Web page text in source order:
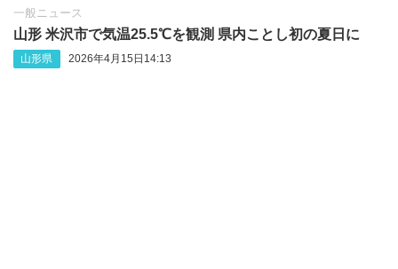
一般ニュース
山形 米沢市で気温25.5℃を観測 県内ことし初の夏日に
山形県 2026年4月15日14:13